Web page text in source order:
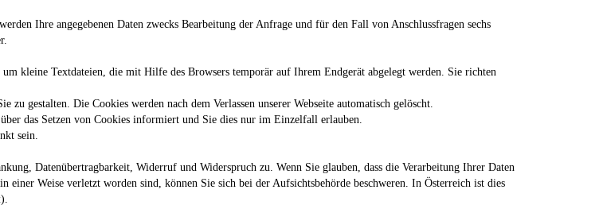
Ihre angegebenen Daten zwecks Bearbeitung der Anfrage und für den Fall von Anschlussfragen sechs
um kleine Textdateien, die mit Hilfe des Browsers temporär auf Ihrem Endgerät abgelegt werden. Sie richten
gestalten. Die Cookies werden nach dem Verlassen unserer Webseite automatisch gelöscht.
das Setzen von Cookies informiert und Sie dies nur im Einzelfall erlauben.
sein.
Datenübertragbarkeit, Widerruf und Widerspruch zu. Wenn Sie glauben, dass die Verarbeitung Ihrer Daten
einer Weise verletzt worden sind, können Sie sich bei der Aufsichtsbehörde beschweren. In Österreich ist dies
).